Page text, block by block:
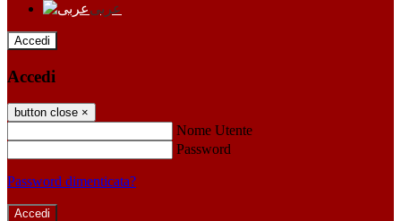
عربى
Accedi
Accedi
button close ×
Nome Utente
Password
Password dimenticata?